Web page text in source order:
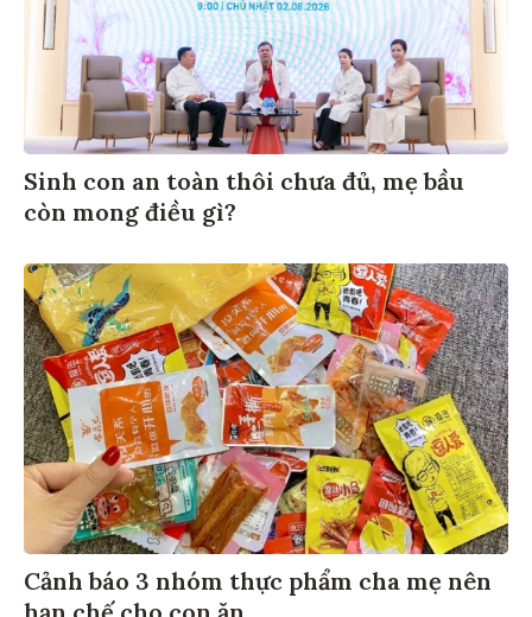
Sinh con an toàn thôi chưa đủ, mẹ bầu
còn mong điều gì?
Cảnh báo 3 nhóm thực phẩm cha mẹ nên
hạn chế cho con ăn